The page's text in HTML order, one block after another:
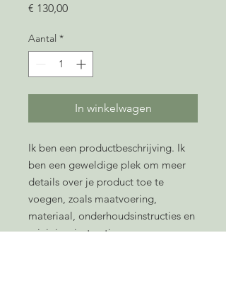
€ 130,00Prijs
Aantal *
In winkelwagen
Ik ben een productbeschrijving. Ik
ben een geweldige plek om meer
details over je product toe te
voegen, zoals maatvoering,
materiaal, onderhoudsinstructies en
reinigingsinstructies.